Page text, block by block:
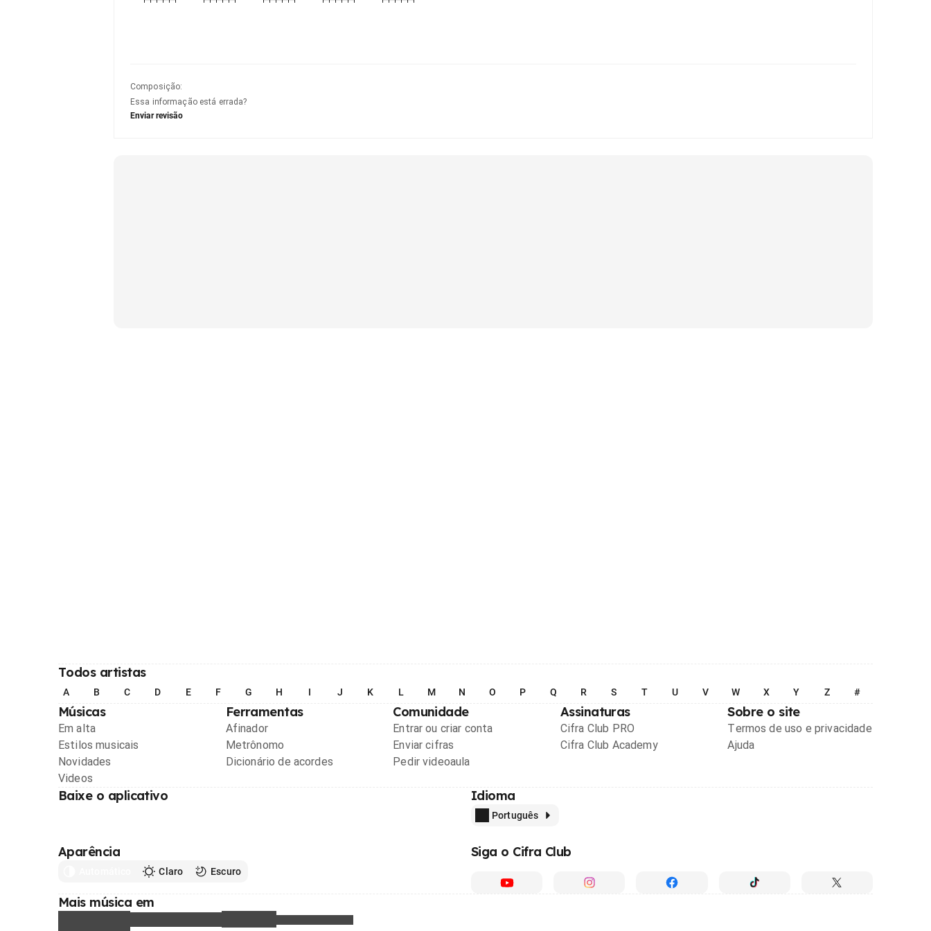
Composição:
Essa informação está errada?
Enviar revisão
Todos artistas
A B C D E F G H I J K L M N O P Q R S T U V W X Y Z #
Músicas
Em alta
Estilos musicais
Novidades
Videos
Ferramentas
Afinador
Metrônomo
Dicionário de acordes
Comunidade
Entrar ou criar conta
Enviar cifras
Pedir videoaula
Assinaturas
Cifra Club PRO
Cifra Club Academy
Sobre o site
Termos de uso e privacidade
Ajuda
Baixe o aplicativo Idioma
Português
Aparência
Claro Escuro
Siga o Cifra Club
Mais música em